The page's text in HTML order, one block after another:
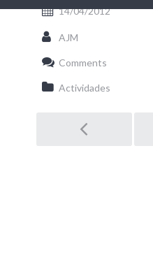
14/04/2012
AJM
Comments
Actividades
Post